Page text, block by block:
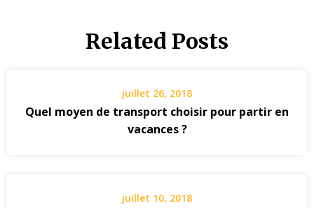
Related Posts
juillet 26, 2018
Quel moyen de transport choisir pour partir en
vacances ?
juillet 10, 2018